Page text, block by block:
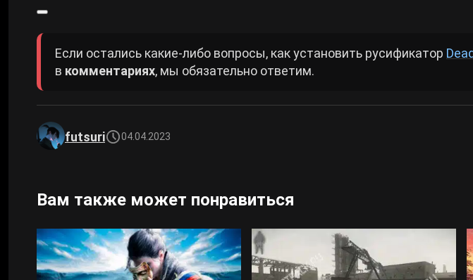
Если остались какие-либо вопросы, как установить русификатор
в комментариях, мы обязательно ответим.
futsuri 04.04.2023
Вам также может понравиться